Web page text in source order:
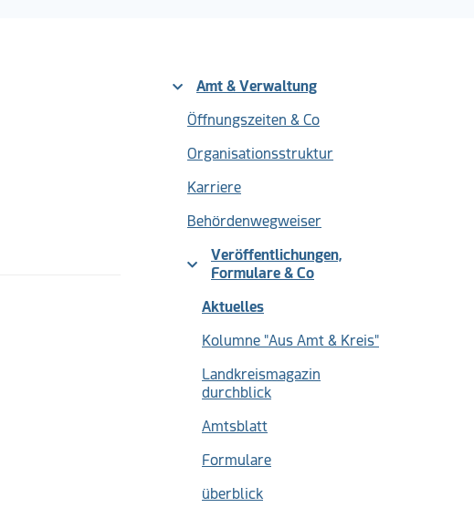
Amt & Verwaltung
Öffnungszeiten & Co
Organisationsstruktur
Karriere
Behördenwegweiser
Veröffentlichungen,
Formulare & Co
Aktuelles(current)
Kolumne "Aus Amt & Kreis"
Landkreismagazin
durchblick
Amtsblatt
Formulare
überblick